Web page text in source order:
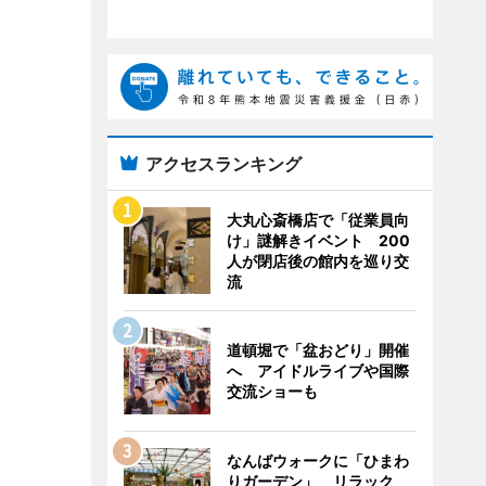
アクセスランキング
大丸心斎橋店で「従業員向
け」謎解きイベント 200
人が閉店後の館内を巡り交
流
道頓堀で「盆おどり」開催
へ アイドルライブや国際
交流ショーも
なんばウォークに「ひまわ
りガーデン」 リラック